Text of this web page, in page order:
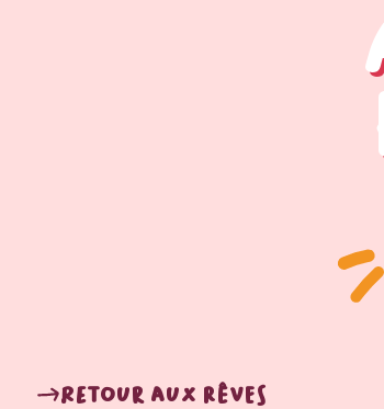
Retour aux rêves